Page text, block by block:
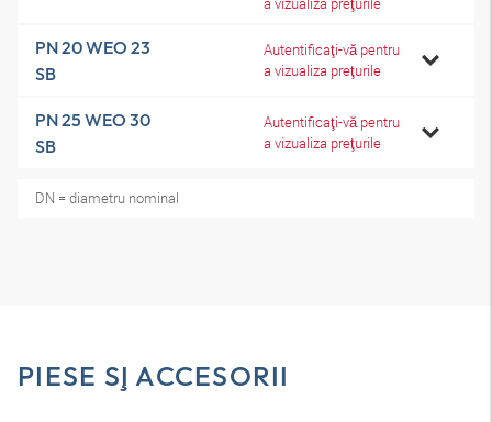
PN 20 WEO 23
SB
Autentificaţi-vă pentru
a vizualiza preţurile
PN 25 WEO 30
SB
Autentificaţi-vă pentru
a vizualiza preţurile
DN = diametru nominal
PIESE ŞI ACCESORII